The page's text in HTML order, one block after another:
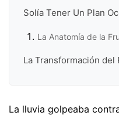
Solía Tener Un Plan
La Anatomía de la
La Transformación
La lluvia golpeaba